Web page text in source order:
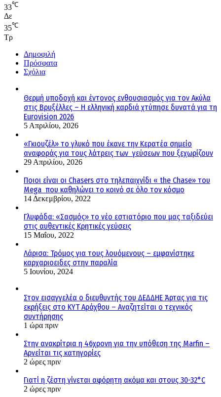
33℃
Δε
35℃
Τρ
Δημοφιλή
Πρόσφατα
Σχόλια
Θερμή υποδοχή και έντονος ενθουσιασμός για τον Ακύλα
στις Βρυξέλλες – Η ελληνική καρδιά χτύπησε δυνατά για τη
Eurovision 2026
5 Απριλίου, 2026
«Γκιουζέλ» το γλυκό που έκανε την Κερατέα σημείο
αναφοράς για τους λάτρεις των γεύσεων που ξεχωρίζουν
29 Απριλίου, 2026
Ποιοι είναι οι Chasers στο τηλεπαιχνίδι « the Chase» του
Mega που καθηλώνει το κοινό σε όλο τον κόσμο
14 Δεκεμβρίου, 2022
Γλυφάδα: «Σασμός» το νέο εστιατόριο που μας ταξιδεύει
στις αυθεντικές Κρητικές γεύσεις
15 Μαΐου, 2022
Λάρισα: Τρόμος για τους λουόμενους – εμφανίστηκε
καρχαριοειδες στην παραλία
5 Ιουνίου, 2024
Στον εισαγγελέα ο διευθυντής του ΔΕΔΔΗΕ Άρτας για τις
εκρήξεις στο ΚΥΤ Αράχθου – Αναζητείται ο τεχνικός
συντήρησης
1 ώρα πριν
Στην ανακρίτρια η 46χρονη για την υπόθεση της Marfin –
Αρνείται τις κατηγορίες
2 ώρες πριν
Γιατί η ζέστη γίνεται αφόρητη ακόμα και στους 30-32°C
2 ώρες πριν